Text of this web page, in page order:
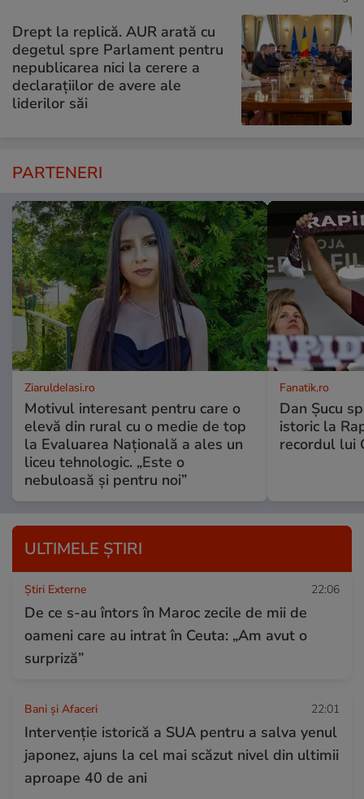
Drept la replică. AUR arată cu
degetul spre Parlament pentru
nepublicarea nici la cerere a
declarațiilor de avere ale
liderilor săi
PARTENERI
ZiaruldeIasi.ro
Motivul interesant pentru care o
elevă din rural cu o medie de top
la Evaluarea Națională a ales un
liceu tehnologic. „Este o
nebuloasă și pentru noi”
Fanatik.ro
Dan Șucu
istoric la
recordul lui
ULTIMELE ȘTIRI
Știri Externe 22:06
De ce s-au întors în Maroc zecile de mii de
oameni care au intrat în Ceuta: „Am avut o
surpriză”
Bani și Afaceri 22:01
Intervenție istorică a SUA pentru a salva yenul
japonez, ajuns la cel mai scăzut nivel din ultimii
aproape 40 de ani